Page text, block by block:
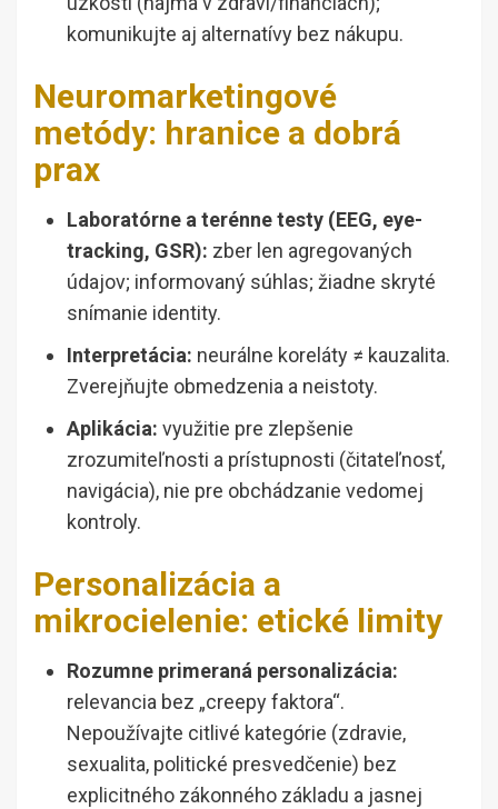
komunikujte aj alternatívy bez nákupu.
Neuromarketingové
metódy: hranice a dobrá
prax
Laboratórne a terénne testy (EEG, eye-
tracking, GSR): zber len agregovaných
údajov; informovaný súhlas; žiadne skryté
snímanie identity.
Interpretácia: neurálne koreláty ≠ kauzalita.
Zverejňujte obmedzenia a neistoty.
Aplikácia: využitie pre zlepšenie
zrozumiteľnosti a prístupnosti (čitateľnosť,
navigácia), nie pre obchádzanie vedomej
kontroly.
Personalizácia a
mikrocielenie: etické limity
Rozumne primeraná personalizácia:
relevancia bez „creepy faktora“.
Nepoužívajte citlivé kategórie (zdravie,
sexualita, politické presvedčenie) bez
explicitného zákonného základu a jasnej